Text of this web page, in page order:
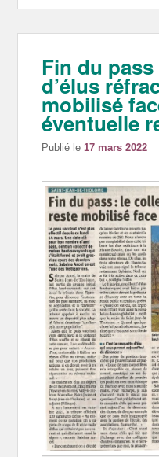
Fin du
d’élus
mobilisé
éventuelle
Publié le 17 mars 2022